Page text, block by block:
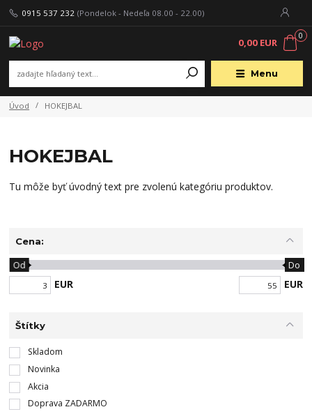
Menu
0915 537 232 (Pondelok - Nedeľa 08.00 - 22.00)
0
0,00 EUR
Úvod HOKEJBAL
HOKEJBAL
Tu môže byť úvodný text pre zvolenú kategóriu produktov.
Cena:
EUR
Od Do
EUR
Štítky
Skladom
Novinka
Akcia
Doprava ZADARMO